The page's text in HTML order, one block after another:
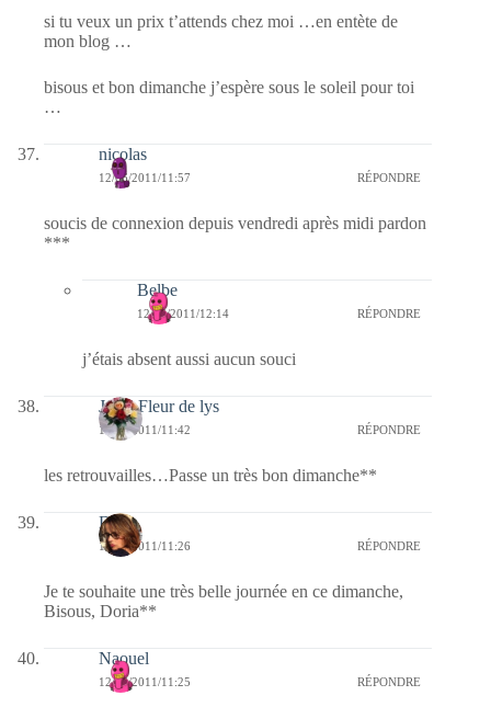
si tu veux un prix t’attends chez moi …en entète de
mon blog …
bisous et bon dimanche j’espère sous le soleil pour toi
…
nicolas
12/06/2011/11:57 RÉPONDRE
soucis de connexion depuis vendredi après midi pardon
***
Belbe
12/06/2011/12:14 RÉPONDRE
j’étais absent aussi aucun souci
Jaffy-Fleur de lys
12/06/2011/11:42 RÉPONDRE
les retrouvailles…Passe un très bon dimanche**
Doria
12/06/2011/11:26 RÉPONDRE
Je te souhaite une très belle journée en ce dimanche,
Bisous, Doria**
Naouel
12/06/2011/11:25 RÉPONDRE